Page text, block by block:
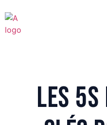
Les 5S